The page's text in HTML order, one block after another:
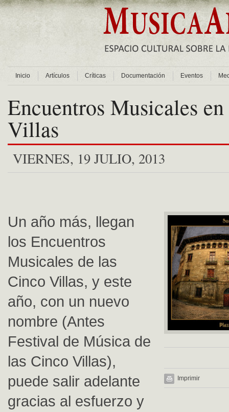
Inicio Artículos Críticas Documentación Eventos
Encuentros Musicales
Villas
VIERNES, 19 JULIO, 2013
Imprimir
Un año más, llegan
los Encuentros
Musicales de las
Cinco Villas, y este
año, con un nuevo
nombre (Antes
Festival de Música de
las Cinco Villas),
puede salir adelante
gracias al esfuerzo y